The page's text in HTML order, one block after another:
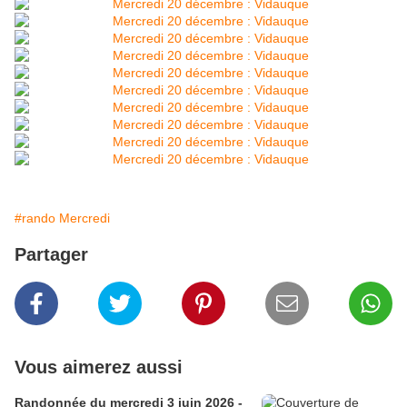
#rando Mercredi
Partager
Vous aimerez aussi
Randonnée du mercredi 3 juin 2026 -